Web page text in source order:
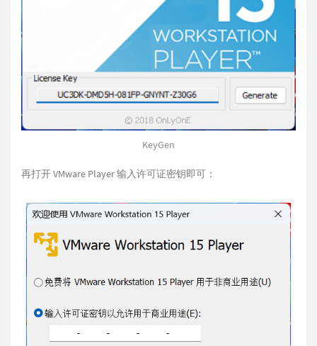
KeyGen
再打开 VMware Player 输入许可证密钥即可：